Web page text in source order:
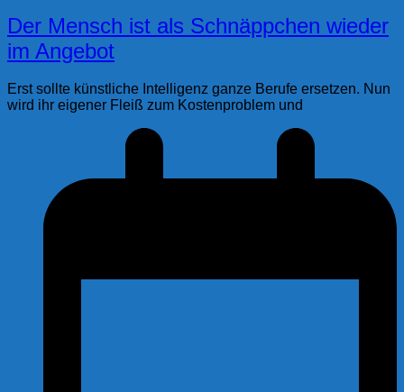
Der Mensch ist als Schnäppchen wieder
im Angebot
Erst sollte künstliche Intelligenz ganze Berufe ersetzen. Nun
wird ihr eigener Fleiß zum Kostenproblem und